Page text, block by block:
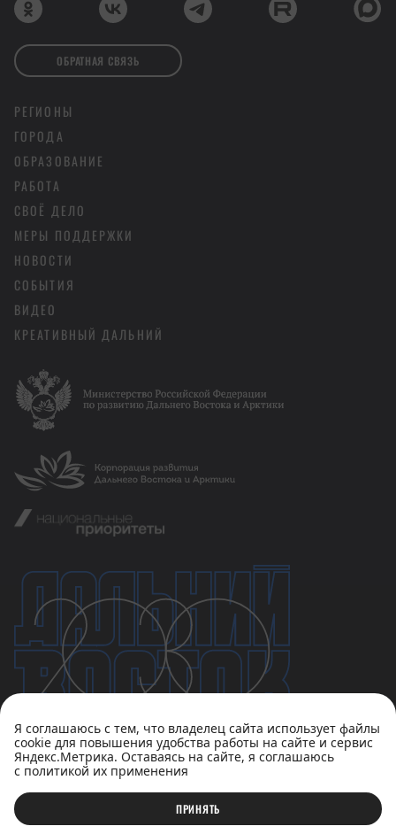
Я соглашаюсь с тем, что владелец сайта использует файлы
cookie для повышения удобства работы на сайте и сервис
Яндекс.Метрика. Оставаясь на сайте, я соглашаюсь
с политикой их применения
ПРИНЯТЬ
РЕГИОНЫ
ГОРОДА
ОБРАЗОВАНИЕ
РАБОТА
СВОЁ ДЕЛО
МЕРЫ ПОДДЕРЖКИ
НОВОСТИ
СОБЫТИЯ
ВИДЕО
КРЕАТИВНЫЙ ДАЛЬНИЙ
Политика конфиденциальности
Пользовательское соглашение
ОБРАТНАЯ СВЯЗЬ